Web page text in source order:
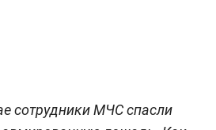
сотрудники МЧС спасли